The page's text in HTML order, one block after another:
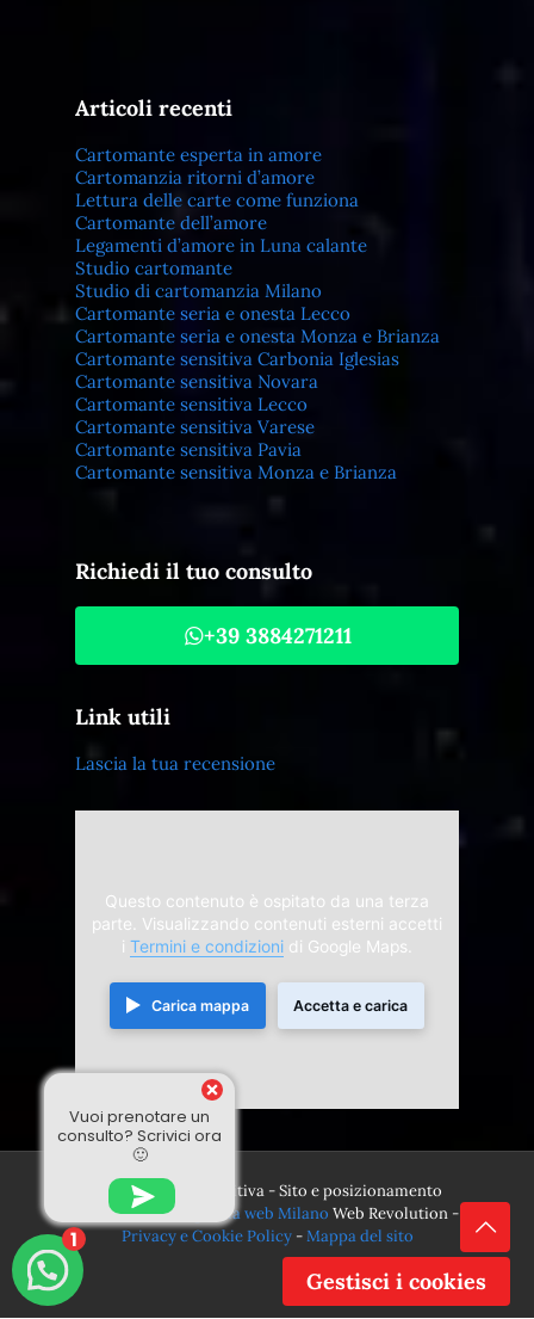
Articoli recenti
Cartomante esperta in amore
Cartomanzia ritorni d’amore
Lettura delle carte come funziona
Cartomante dell’amore
Legamenti d’amore in Luna calante
Studio cartomante
Studio di cartomanzia Milano
Cartomante seria e onesta Lecco
Cartomante seria e onesta Monza e Brianza
Cartomante sensitiva Carbonia Iglesias
Cartomante sensitiva Novara
Cartomante sensitiva Lecco
Cartomante sensitiva Varese
Cartomante sensitiva Pavia
Cartomante sensitiva Monza e Brianza
Richiedi il tuo consulto
+39 3884271211
Link utili
Lascia la tua recensione
Questo contenuto è ospitato da una terza
parte. Visualizzando contenuti esterni accetti
i Termini e condizioni di Google Maps.
Carica mappa Accetta e carica
© 2024 Divina Sensitiva - Sito e posizionamento
realizzato dall'
Agenzia web Milano Web Revolution -
Privacy e Cookie Policy-Mappa del sito
Vuoi prenotare un
consulto? Scrivici ora
🙂
1
Gestisci i cookies